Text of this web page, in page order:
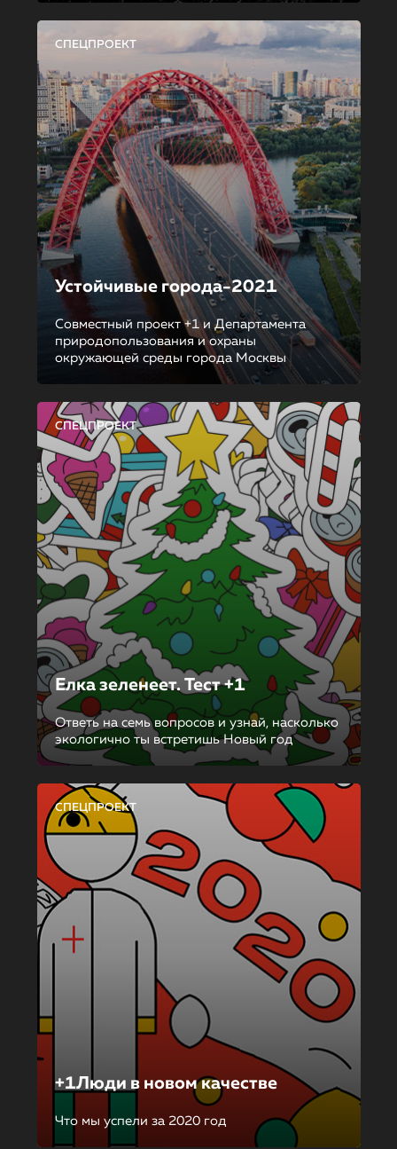
СПЕЦПРОЕКТ
Устойчивые города-2021
Совместный проект +1 и Департамента
природопользования и охраны
окружающей среды города Москвы
СПЕЦПРОЕКТ
Елка зеленеет. Тест +1
Ответь на семь вопросов и узнай, насколько
экологично ты встретишь Новый год
СПЕЦПРОЕКТ
+1Люди в новом качестве
Что мы успели за 2020 год